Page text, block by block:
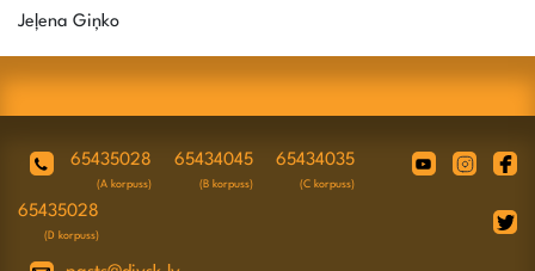
Jeļena Giņko
65435028
(A korpuss)
65434045
(B korpuss)
65434035
(C korpuss)
65435028
(D korpuss)